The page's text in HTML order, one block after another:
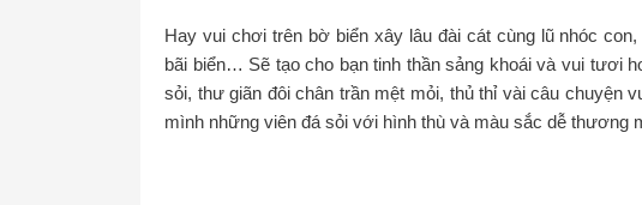
Hay vui chơi trên bờ biển xây lâu đài cát cùng lũ nhóc
bãi biển… Sẽ tạo cho bạn tinh thần sảng khoái và vui tươi
sỏi, thư giãn đôi chân trần mệt mỏi, thủ thỉ vài câu chuyện
mình những viên đá sỏi với hình thù và màu sắc dễ thương